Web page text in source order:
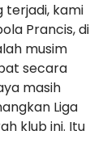
terjadi, kami
Prancis, di
musim
secara
masih
Liga
klub ini. Itu